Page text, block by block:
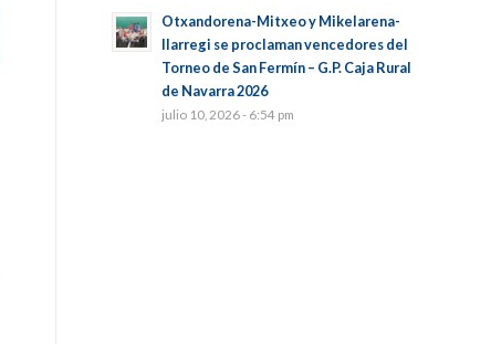
Otxandorena-Mitxeo y Mikelarena-
Ilarregi se proclaman vencedores del
Torneo de San Fermín – G.P. Caja Rural
de Navarra 2026
julio 10, 2026 - 6:54 pm